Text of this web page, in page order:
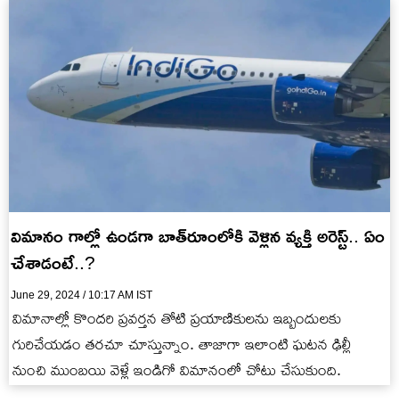
విమానం గాల్లో ఉండగా బాత్‌రూంలోకి వెళ్లిన వ్యక్తి అరెస్ట్.. ఏం
చేశాడంటే..?
June 29, 2024 / 10:17 AM IST
విమానాల్లో కొందరి ప్రవర్తన తోటి ప్రయాణికులను ఇబ్బందులకు
గురిచేయడం తరచూ చూస్తున్నాం. తాజాగా ఇలాంటి ఘటన ఢిల్లీ
నుంచి ముంబయి వెళ్లే ఇండిగో విమానంలో చోటు చేసుకుంది.